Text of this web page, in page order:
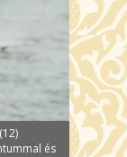
(12)
és